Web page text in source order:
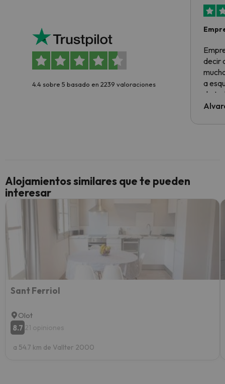
4.4 sobre 5 basado en 2239 valoraciones
decir
a
de
al
culpa
Alojamientos similares que te pueden
interesar
Sant Ferriol
Olot
8.7 21 opiniones
a 54.7 km de Vallter 2000